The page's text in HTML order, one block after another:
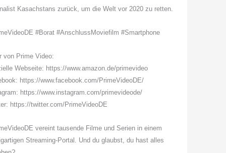
Kasachstans zurück, um die Welt vor 2020 zu retten.
#Borat #AnschlussMoviefilm #Smartphone
von Prime Video:
Webseite: https://www.amazon.de/primevideo
https://www.facebook.com/PrimeVideoDE/
https://www.instagram.com/primevideode/
https://twitter.com/PrimeVideoDE
vereint tausende Filme und Serien in einem
Streaming-Portal. Und du glaubst, du hast alles